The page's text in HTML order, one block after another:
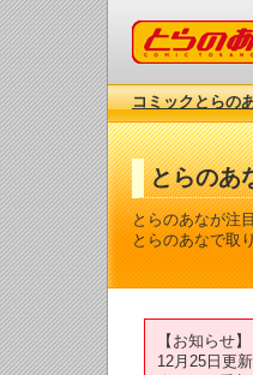
コミックとらの
コミックとらの
とらのあ
とらのあなが注
とらのあなで取
【お知らせ】
12月25日更